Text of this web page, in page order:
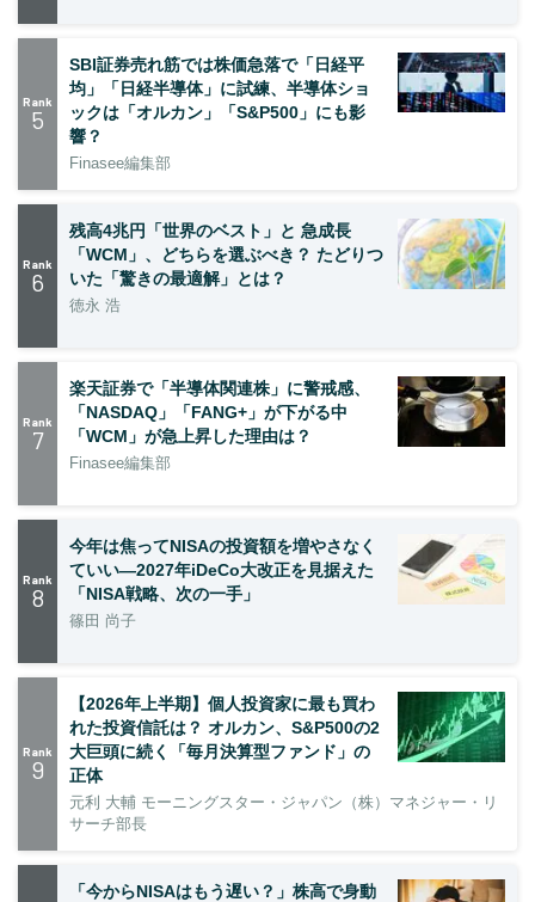
Rank
5
SBI証券売れ筋では株価急落で「日経平
均」「日経半導体」に試練、半導体ショ
ックは「オルカン」「S&P500」にも影
響？
Finasee編集部
Rank
6
残高4兆円「世界のベスト」と 急成長
「WCM」、どちらを選ぶべき？ たどりつ
いた「驚きの最適解」とは？
徳永 浩
Rank
7
楽天証券で「半導体関連株」に警戒感、
「NASDAQ」「FANG+」が下がる中
「WCM」が急上昇した理由は？
Finasee編集部
Rank
8
今年は焦ってNISAの投資額を増やさなく
ていい―2027年iDeCo大改正を見据えた
「NISA戦略、次の一手」
篠田 尚子
Rank
9
【2026年上半期】個人投資家に最も買わ
れた投資信託は？ オルカン、S&P500の2
大巨頭に続く「毎月決算型ファンド」の
正体
元利 大輔 モーニングスター・ジャパン（株）マネジャー・リ
サーチ部長
「今からNISAはもう遅い？」株高で身動